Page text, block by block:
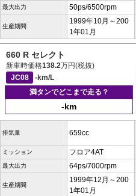
最大出力 50ps/6500rpm
生産期間
1999年10月～200
1年01月
660 R セレクト
新車時価格138.2万円(税抜)
JC08
-km/L
満タンでどこまで走る？
-km
排気量 659cc
ミッション フロア4AT
最大出力 64ps/7000rpm
生産期間
1999年12月～200
1年01月